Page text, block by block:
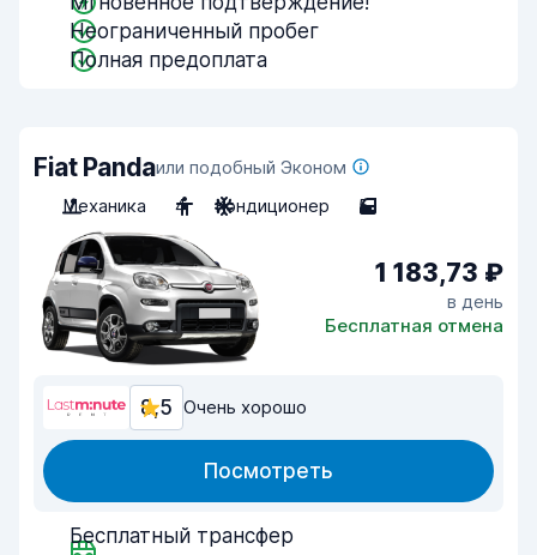
Неограниченный пробег
Полная предоплата
Fiat Pandaили подобный Эконом
Механика
4 Кондиционер 5
1 183,73 ₽
в день
Бесплатная отмена
8,5 Очень хорошо
Посмотреть
Бесплатный трансфер